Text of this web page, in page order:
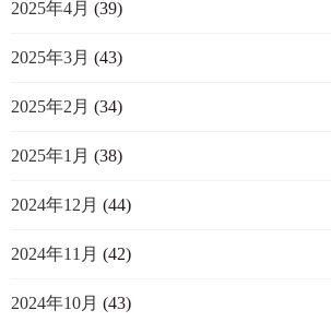
2025年4月 (39)
2025年3月 (43)
2025年2月 (34)
2025年1月 (38)
2024年12月 (44)
2024年11月 (42)
2024年10月 (43)